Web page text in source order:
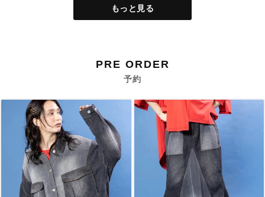
もっと見る
PRE ORDER
予約